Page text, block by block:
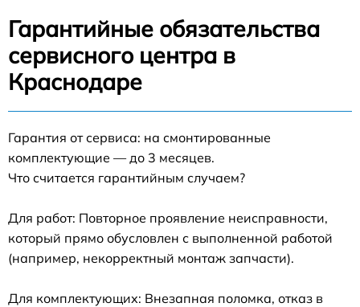
Гарантийные обязательства
сервисного центра в
Краснодаре
Гарантия от сервиса: на смонтированные
комплектующие — до 3 месяцев.
Что считается гарантийным случаем?
Для работ: Повторное проявление неисправности,
который прямо обусловлен с выполненной работой
(например, некорректный монтаж запчасти).
Для комплектующих: Внезапная поломка, отказ в